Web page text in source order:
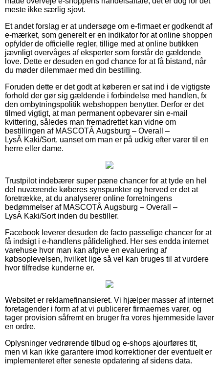
meste ikke særlig sjovt.
Et andet forslag er at undersøge om e-firmaet er godkendt af
e-mærket, som generelt er en indikator for at online shoppen
opfylder de officielle regler, tillige med at online butikken
jævnligt overvåges af eksperter som forstår de gældende
love. Dette er desuden en god chance for at få bistand, når
du møder dilemmaer med din bestilling.
Foruden dette er det godt at køberen er sat ind i de vigtigste
forhold der gør sig gældende i forbindelse med handlen, fx
den ombytningspolitik webshoppen benytter. Derfor er det
tilmed vigtigt, at man permanent opbevarer sin e-mail
kvittering, således man fremadrettet kan vidne om
bestillingen af MASCOTÂ Augsburg – Overall –
LysÂ Kaki/Sort, uanset om man er på udkig efter varer til en
herre eller dame.
Trustpilot indebærer super pæne chancer for at tyde en hel
del nuværende køberes synspunkter og herved er det at
foretrække, at du analyserer online forretningens
bedømmelser af MASCOTÂ Augsburg – Overall –
LysÂ Kaki/Sort inden du bestiller.
Facebook leverer desuden de facto passelige chancer for at
få indsigt i e-handlens pålidelighed. Her ses endda internet
varehuse hvor man kan afgive en evaluering af
købsoplevelsen, hvilket lige så vel kan bruges til at vurdere
hvor tilfredse kunderne er.
Websitet er reklamefinansieret. Vi hjælper masser af internet
foretagender i form af at vi publicerer firmaernes varer, og
tager provision såfremt en bruger fra vores hjemmeside laver
en ordre.
Oplysninger vedrørende tilbud og e-shops ajourføres tit,
men vi kan ikke garantere imod korrektioner der eventuelt er
implementeret efter seneste opdatering af sidens data.